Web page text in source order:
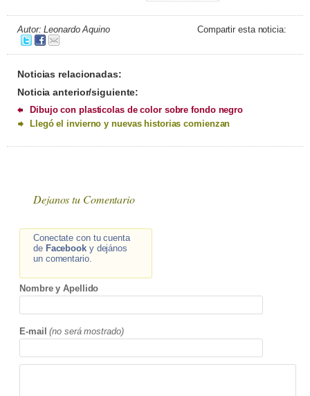
Autor: Leonardo Aquino Compartir esta noticia:
Noticias relacionadas:
Noticia anterior/siguiente:
Dibujo con plasticolas de color sobre fondo negro
Llegó el invierno y nuevas historias comienzan
Dejanos tu Comentario
Conectate con tu cuenta
de Facebooky dejános
un comentario.
Nombre y Apellido
E-mail (no será mostrado)